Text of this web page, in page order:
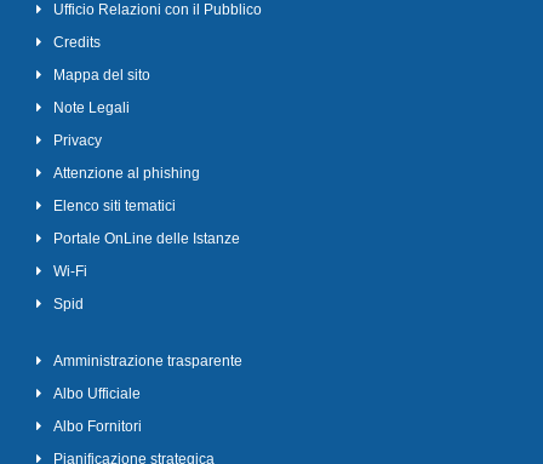
Ufficio Relazioni con il Pubblico
Credits
Mappa del sito
Note Legali
Privacy
Attenzione al phishing
Elenco siti tematici
Portale OnLine delle Istanze
Wi-Fi
Spid
Amministrazione trasparente
Albo Ufficiale
Albo Fornitori
Pianificazione strategica